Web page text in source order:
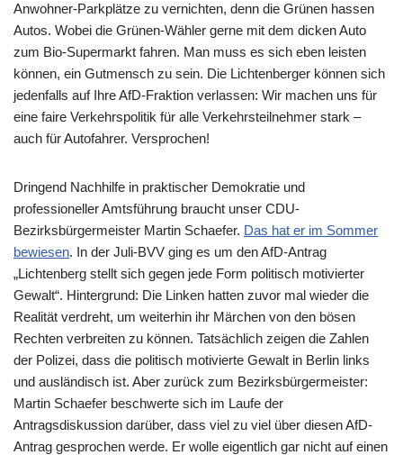
Anwohner-Parkplätze zu vernichten, denn die Grünen hassen
Autos. Wobei die Grünen-Wähler gerne mit dem dicken Auto
zum Bio-Supermarkt fahren. Man muss es sich eben leisten
können, ein Gutmensch zu sein. Die Lichtenberger können sich
jedenfalls auf Ihre AfD-Fraktion verlassen: Wir machen uns für
eine faire Verkehrspolitik für alle Verkehrsteilnehmer stark –
auch für Autofahrer. Versprochen!
Dringend Nachhilfe in praktischer Demokratie und
professioneller Amtsführung braucht unser CDU-
Bezirksbürgermeister Martin Schaefer. Das hat er im Sommer
bewiesen. In der Juli-BVV ging es um den AfD-Antrag
„Lichtenberg stellt sich gegen jede Form politisch motivierter
Gewalt“. Hintergrund: Die Linken hatten zuvor mal wieder die
Realität verdreht, um weiterhin ihr Märchen von den bösen
Rechten verbreiten zu können. Tatsächlich zeigen die Zahlen
der Polizei, dass die politisch motivierte Gewalt in Berlin links
und ausländisch ist. Aber zurück zum Bezirksbürgermeister:
Martin Schaefer beschwerte sich im Laufe der
Antragsdiskussion darüber, dass viel zu viel über diesen AfD-
Antrag gesprochen werde. Er wolle eigentlich gar nicht auf einen